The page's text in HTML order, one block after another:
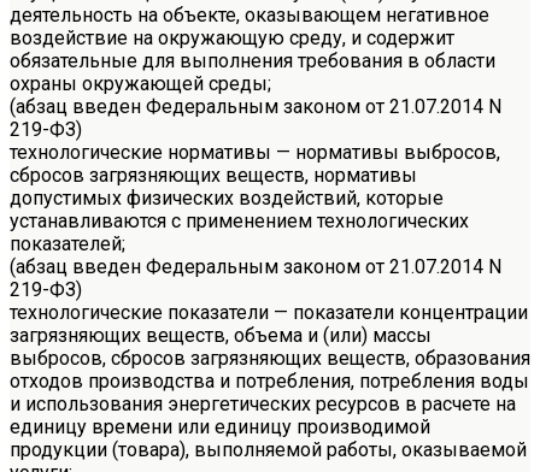
деятельность на объекте, оказывающем негативное
воздействие на окружающую среду, и содержит
обязательные для выполнения требования в области
охраны окружающей среды;
(абзац введен Федеральным законом от 21.07.2014 N
219-ФЗ)
технологические нормативы — нормативы выбросов,
сбросов загрязняющих веществ, нормативы
допустимых физических воздействий, которые
устанавливаются с применением технологических
показателей;
(абзац введен Федеральным законом от 21.07.2014 N
219-ФЗ)
технологические показатели — показатели концентрации
загрязняющих веществ, объема и (или) массы
выбросов, сбросов загрязняющих веществ, образования
отходов производства и потребления, потребления воды
и использования энергетических ресурсов в расчете на
единицу времени или единицу производимой
продукции (товара), выполняемой работы, оказываемой